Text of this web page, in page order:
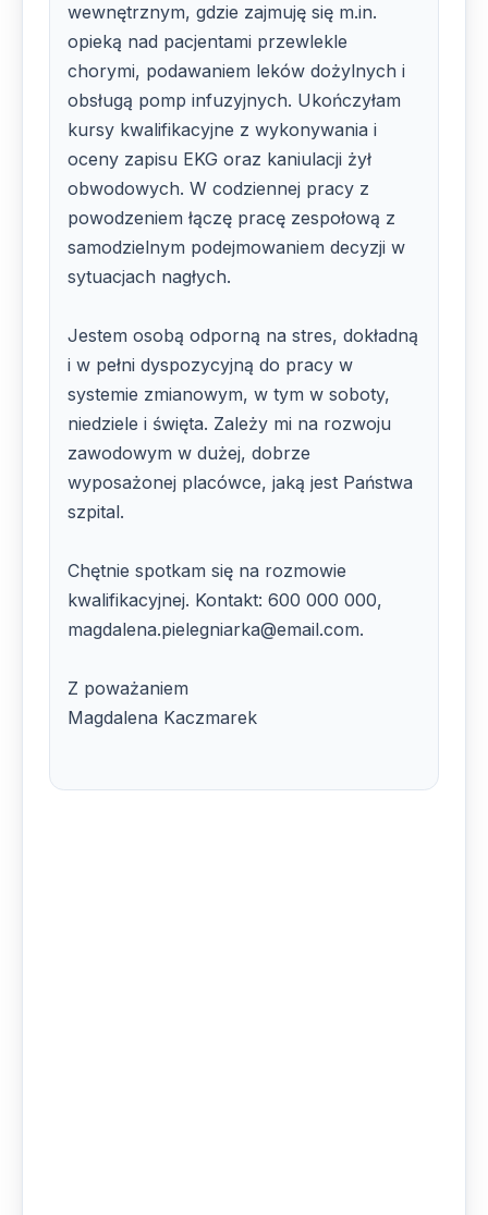
wewnętrznym, gdzie zajmuję się m.in.
opieką nad pacjentami przewlekle
chorymi, podawaniem leków dożylnych i
obsługą pomp infuzyjnych. Ukończyłam
kursy kwalifikacyjne z wykonywania i
oceny zapisu EKG oraz kaniulacji żył
obwodowych. W codziennej pracy z
powodzeniem łączę pracę zespołową z
samodzielnym podejmowaniem decyzji w
sytuacjach nagłych.
Jestem osobą odporną na stres, dokładną
i w pełni dyspozycyjną do pracy w
systemie zmianowym, w tym w soboty,
niedziele i święta. Zależy mi na rozwoju
zawodowym w dużej, dobrze
wyposażonej placówce, jaką jest Państwa
szpital.
Chętnie spotkam się na rozmowie
kwalifikacyjnej. Kontakt: 600 000 000,
magdalena.pielegniarka@email.com.
Z poważaniem
Magdalena Kaczmarek